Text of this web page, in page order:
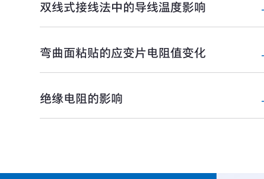
双线式接线法中的导线温度影响
弯曲面粘贴的应变片电阻值变化
绝缘电阻的影响